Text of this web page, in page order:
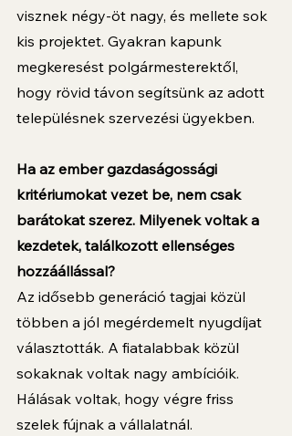
visznek négy-öt nagy, és mellete sok
kis projektet. Gyakran kapunk
megkeresést polgármesterektől,
hogy rövid távon segítsünk az adott
településnek szervezési ügyekben.
Ha az ember gazdaságossági
kritériumokat vezet be, nem csak
barátokat szerez. Milyenek voltak a
kezdetek, találkozott ellenséges
hozzáállással?
Az idősebb generáció tagjai közül
többen a jól megérdemelt nyugdíjat
választották. A fiatalabbak közül
sokaknak voltak nagy ambícióik.
Hálásak voltak, hogy végre friss
szelek fújnak a vállalatnál.